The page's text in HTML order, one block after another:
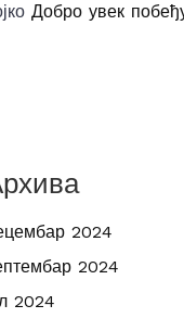
Добро увек
2024
2024
2024